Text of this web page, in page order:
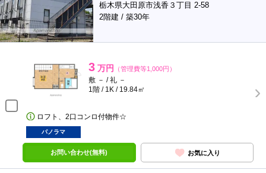
栃木県大田原市浅香３丁目 2-58
2階建 / 築30年
3 万円 （管理費等1,000円）
敷 － / 礼 －
1階 / 1K / 19.84㎡
ロフト、2口コンロ付物件☆
パノラマ
お問い合わせ(無料) お気に入り